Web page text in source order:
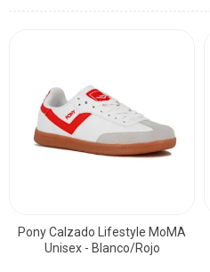
Pony Calzado Lifestyle MoMA
Unisex - Blanco/Rojo